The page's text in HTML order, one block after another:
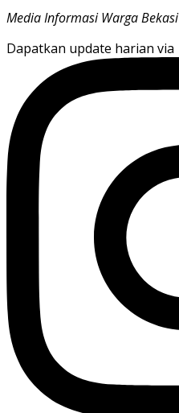
Media Informasi Warga Bekasi
Dapatkan update harian via